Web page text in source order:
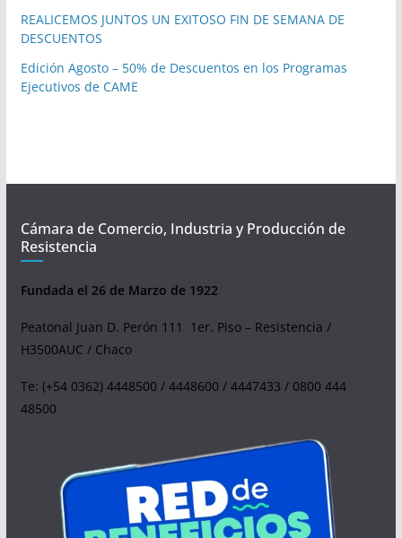
REALICEMOS JUNTOS UN EXITOSO FIN DE SEMANA DE
DESCUENTOS
Edición Agosto – 50% de Descuentos en los Programas
Ejecutivos de CAME
Cámara de Comercio, Industria y Producción de
Resistencia
Fundada el 26 de Marzo de 1922
Peatonal Juan D. Perón 111 1er. Piso – Resistencia /
H3500AUC / Chaco
Te: (+54 0362) 4448500 / 4448600 / 4447433 / 0800 444
48500